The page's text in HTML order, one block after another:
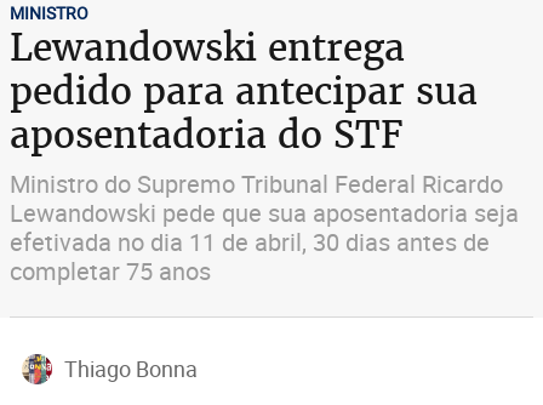
MINISTRO
Lewandowski entrega
pedido para antecipar sua
aposentadoria do STF
Ministro do Supremo Tribunal Federal Ricardo
Lewandowski pede que sua aposentadoria seja
efetivada no dia 11 de abril, 30 dias antes de
completar 75 anos
Thiago Bonna